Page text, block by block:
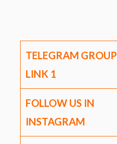
TELEGRAM GROUP
LINK 1
FOLLOW US IN
INSTAGRAM